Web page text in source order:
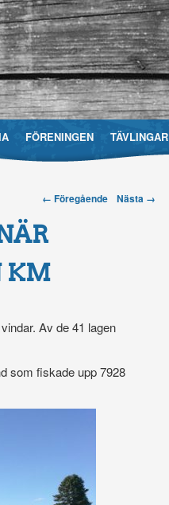
FÖRENINGEN TÄVLINGAR
Post navigation
← Föregående Nästa →
KM
Av de 41 lagen
som fiskade upp 7928